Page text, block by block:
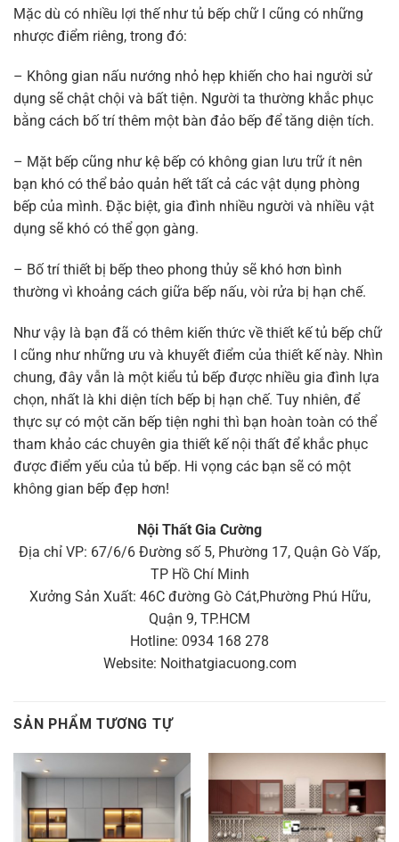
Mặc dù có nhiều lợi thế như tủ bếp chữ I cũng có những
nhược điểm riêng, trong đó:
– Không gian nấu nướng nhỏ hẹp khiến cho hai người sử
dụng sẽ chật chội và bất tiện. Người ta thường khắc phục
bằng cách bố trí thêm một bàn đảo bếp để tăng diện tích.
– Mặt bếp cũng như kệ bếp có không gian lưu trữ ít nên
bạn khó có thể bảo quản hết tất cả các vật dụng phòng
bếp của mình. Đặc biệt, gia đình nhiều người và nhiều vật
dụng sẽ khó có thể gọn gàng.
– Bố trí thiết bị bếp theo phong thủy sẽ khó hơn bình
thường vì khoảng cách giữa bếp nấu, vòi rửa bị hạn chế.
Như vậy là bạn đã có thêm kiến thức về thiết kế tủ bếp chữ
I cũng như những ưu và khuyết điểm của thiết kế này. Nhìn
chung, đây vẫn là một kiểu tủ bếp được nhiều gia đình lựa
chọn, nhất là khi diện tích bếp bị hạn chế. Tuy nhiên, để
thực sự có một căn bếp tiện nghi thì bạn hoàn toàn có thể
tham khảo các chuyên gia thiết kế nội thất để khắc phục
được điểm yếu của tủ bếp. Hi vọng các bạn sẽ có một
không gian bếp đẹp hơn!
Nội Thất Gia Cường
Địa chỉ VP: 67/6/6 Đường số 5, Phường 17, Quận Gò Vấp,
TP Hồ Chí Minh
Xưởng Sản Xuất: 46C đường Gò Cát,Phường Phú Hữu,
Quận 9, TP.HCM
Hotline: 0934 168 278
Website: Noithatgiacuong.com
SẢN PHẨM TƯƠNG TỰ